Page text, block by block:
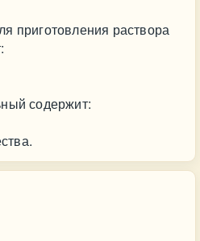
приготовления раствора
содержит: